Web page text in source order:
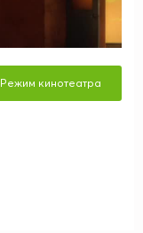
Режим кинотеатра